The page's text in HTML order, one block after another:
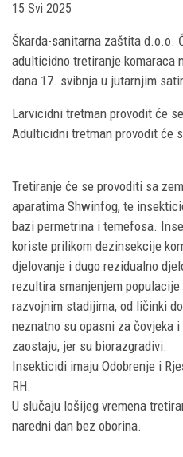
15 Svi 2025
Škarda-sanitarna zaštita d.o.o.
adulticidno tretiranje komaraca
dana 17. svibnja u jutarnjim
Larvicidni tretman provodit će
Adulticidni tretman provodit će
Tretiranje će se provoditi sa
aparatima Shwinfog, te
bazi permetrina i temefosa.
koriste prilikom dezinsekcije
djelovanje i dugo rezidualno
rezultira smanjenjem
razvojnim stadijima, od ličinki
neznatno su opasni za čovjeka
zaostaju, jer su biorazgradivi.
Insekticidi imaju Odobrenje i
RH.
U slučaju lošijeg vremena
naredni dan bez oborina.